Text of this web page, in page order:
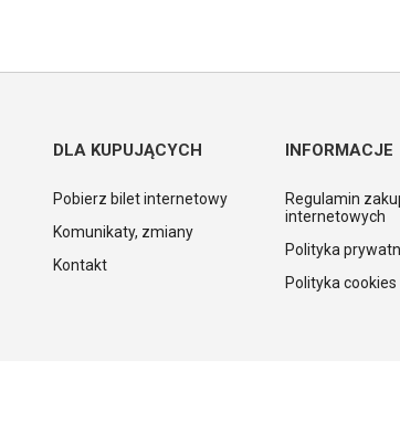
DLA KUPUJĄCYCH
Pobierz bilet internetowy
Komunikaty, zmiany
Kontakt
INFORMACJE
Regulamin
internetowych
Polityka
Polityka cookies